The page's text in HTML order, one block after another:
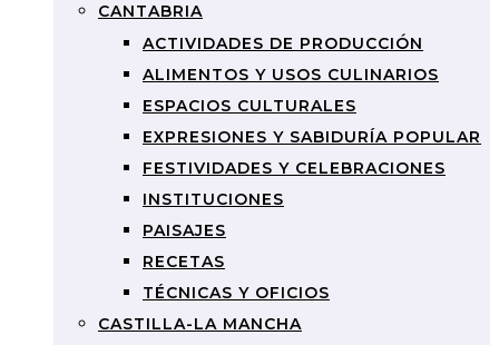
CANTABRIA
ACTIVIDADES DE PRODUCCIÓN
ALIMENTOS Y USOS CULINARIOS
ESPACIOS CULTURALES
EXPRESIONES Y SABIDURÍA POPULAR
FESTIVIDADES Y CELEBRACIONES
INSTITUCIONES
PAISAJES
RECETAS
TÉCNICAS Y OFICIOS
CASTILLA-LA MANCHA